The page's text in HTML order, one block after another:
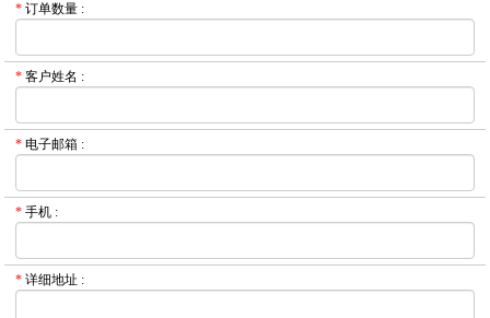
* 订单数量 :
* 客户姓名 :
* 电子邮箱 :
* 手机 :
* 详细地址 :